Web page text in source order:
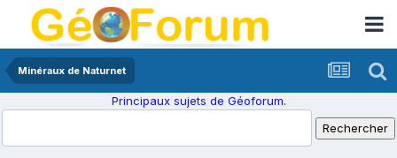
Minéraux de Naturnet
Principaux sujets de Géoforum.